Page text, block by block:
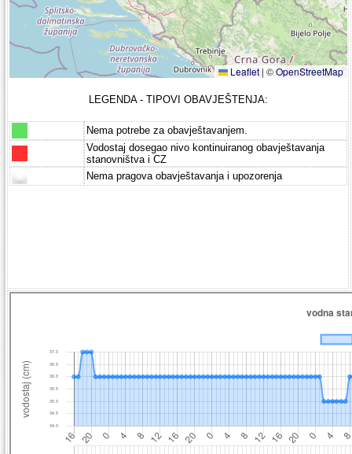
Leaflet| ©OpenStreetMap
LEGENDA - TIPOVI OBAVJEŠTENJA:
Nema potrebe za obavještavanjem.
Vodostaj dosegao nivo kontinuiranog obavještavanja
stanovništva i CZ
Nema pragova obavještavanja i upozorenja